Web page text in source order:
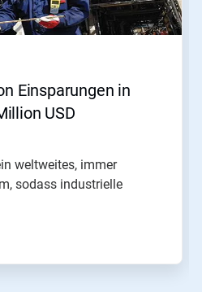
Einsparungen in
USD
weltweites, immer
sodass industrielle